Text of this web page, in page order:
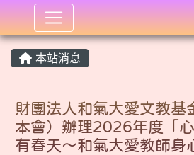
:::
本站消息
財團法人和氣大愛文教基
本會）辦理2026年度「
有春天～和氣大愛教師身